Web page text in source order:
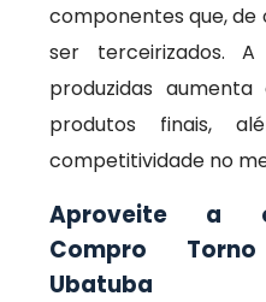
componentes que,
ser terceirizados.
produzidas
produtos finais,
competitividade no
Aproveite a
Compro
Ubatuba